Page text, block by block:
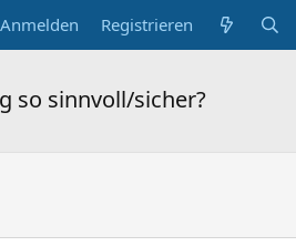
Anmelden Registrieren
so sinnvoll/sicher?